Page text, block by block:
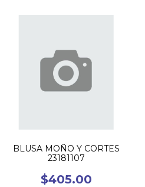
BLUSA MOÑO Y CORTES
23181107
$405.00